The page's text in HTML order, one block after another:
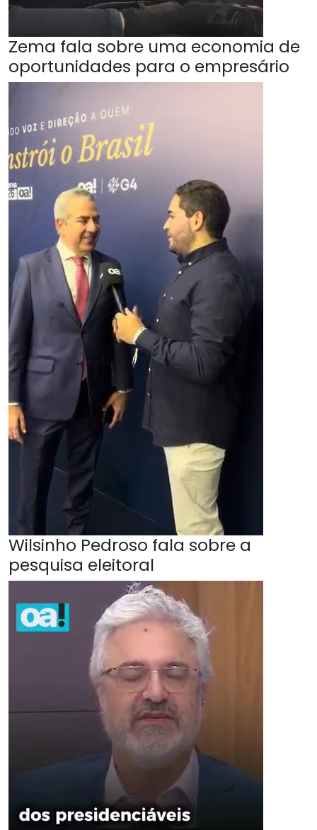
Zema fala sobre uma economia de
oportunidades para o empresário
Wilsinho Pedroso fala sobre a
pesquisa eleitoral